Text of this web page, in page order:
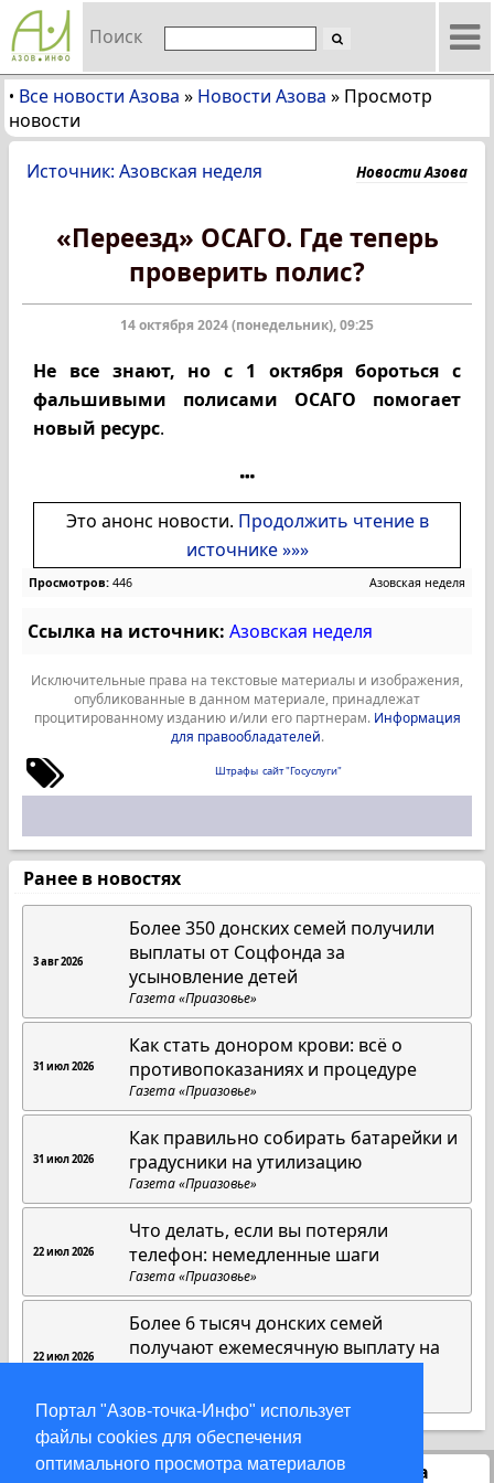
Портал "Азов-точка-Инфо" использует
файлы cookies для обеспечения
оптимального просмотра материалов
Поиск
• Все новости Азова » Новости Азова » Просмотр
новости
Источник: Азовская неделя Новости Азова
«Переезд» ОСАГО. Где теперь
проверить полис?
14 октября 2024 (понедельник), 09:25
Не все знают, но с 1 октября бороться с
фальшивыми полисами ОСАГО помогает
новый ресурс.
Это анонс новости. Продолжить чтение в
источнике »»»
Просмотров: 446 Азовская неделя
Ссылка на источник: Азовская неделя
Исключительные права на текстовые материалы и изображения,
опубликованные в данном материале, принадлежат
процитированному изданию и/или его партнерам. Информация
для правообладателей.
Штрафы сайт "Госуслуги"
Ранее в новостях
3 авг 2026
Более 350 донских семей получили
выплаты от Соцфонда за
усыновление детей
Газета «Приазовье»
31 июл 2026
Как стать донором крови: всё о
противопоказаниях и процедуре
Газета «Приазовье»
31 июл 2026
Как правильно собирать батарейки и
градусники на утилизацию
Газета «Приазовье»
22 июл 2026
Что делать, если вы потеряли
телефон: немедленные шаги
Газета «Приазовье»
22 июл 2026
Более 6 тысяч донских семей
получают ежемесячную выплату на
Статистика